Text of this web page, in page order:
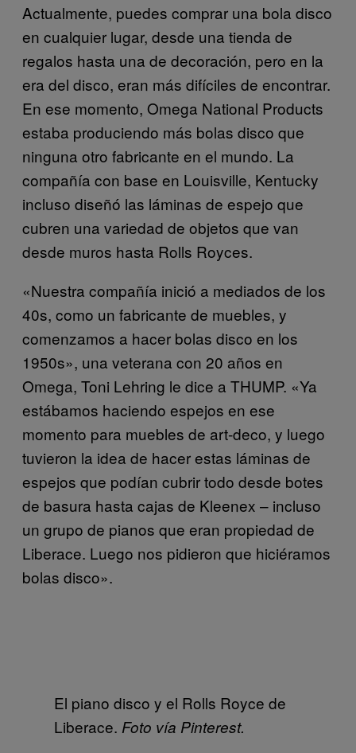
Actualmente, puedes comprar una bola disco
en cualquier lugar, desde una tienda de
regalos hasta una de decoración, pero en la
era del disco, eran más difíciles de encontrar.
En ese momento, Omega National Products
estaba produciendo más bolas disco que
ninguna otro fabricante en el mundo. La
compañía con base en Louisville, Kentucky
incluso diseñó las láminas de espejo que
cubren una variedad de objetos que van
desde muros hasta Rolls Royces.
«Nuestra compañía inició a mediados de los
40s, como un fabricante de muebles, y
comenzamos a hacer bolas disco en los
1950s», una veterana con 20 años en
Omega, Toni Lehring le dice a THUMP. «Ya
estábamos haciendo espejos en ese
momento para muebles de art-deco, y luego
tuvieron la idea de hacer estas láminas de
espejos que podían cubrir todo desde botes
de basura hasta cajas de Kleenex – incluso
un grupo de pianos que eran propiedad de
Liberace. Luego nos pidieron que hiciéramos
bolas disco».
El piano disco y el Rolls Royce de
Liberace. Foto vía Pinterest.